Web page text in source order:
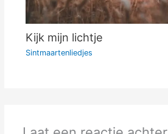
Kijk mijn lichtje
Sintmaartenliedjes